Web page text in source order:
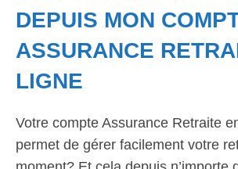
DEPUIS MON
ASSURANCE
LIGNE
Votre compte Assurance Retraite
permet de gérer facilement votre